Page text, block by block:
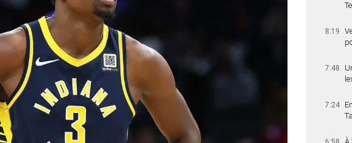
8:19
7:48
7:24